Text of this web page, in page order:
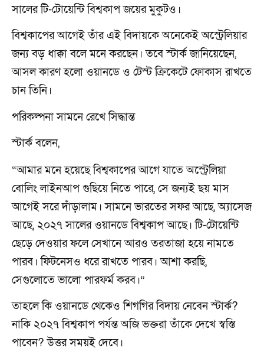
সালের টি-টোয়েন্টি বিশ্বকাপ জয়ের মুকুটও।
বিশ্বকাপের আগেই তাঁর এই বিদায়কে অনেকেই অস্ট্রেলিয়ার
জন্য বড় ধাক্কা বলে মনে করছেন। তবে স্টার্ক জানিয়েছেন,
আসল কারণ হলো ওয়ানডে ও টেস্ট ক্রিকেটে ফোকাস রাখতে
চান তিনি।
পরিকল্পনা সামনে রেখে সিদ্ধান্ত
স্টার্ক বলেন,
“আমার মনে হয়েছে বিশ্বকাপের আগে যাতে অস্ট্রেলিয়া
বোলিং লাইনআপ গুছিয়ে নিতে পারে, সে জন্যই ছয় মাস
আগেই সরে দাঁড়ালাম। সামনে ভারতের সফর আছে, অ্যাসেজ
আছে, ২০২৭ সালের ওয়ানডে বিশ্বকাপ আছে। টি-টোয়েন্টি
ছেড়ে দেওয়ার ফলে সেখানে আরও তরতাজা হয়ে নামতে
পারব। ফিটনেসও ধরে রাখতে পারব। আশা করছি,
সেগুলোতে ভালো পারফর্ম করব।”
তাহলে কি ওয়ানডে থেকেও শিগগির বিদায় নেবেন স্টার্ক?
নাকি ২০২৭ বিশ্বকাপ পর্যন্ত অজি ভক্তরা তাঁকে দেখে স্বস্তি
পাবেন? উত্তর সময়ই দেবে।